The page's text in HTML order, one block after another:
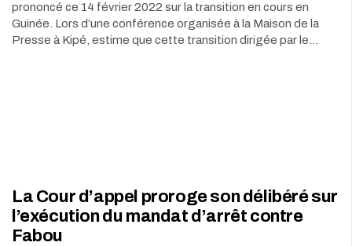
prononcé ce 14 février 2022 sur la transition en cours en
Guinée. Lors d’une conférence organisée à la Maison de la
Presse à Kipé, estime que cette transition dirigée par le…
La Cour d’appel proroge son délibéré sur
l’exécution du mandat d’arrêt contre
Fabou